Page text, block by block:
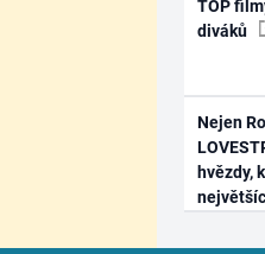
TOP
diváků
Nejen
hvězdy,